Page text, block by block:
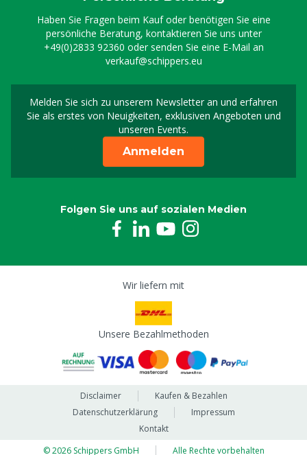
Haben Sie Fragen beim Kauf oder benötigen Sie eine
persönliche Beratung, kontaktieren Sie uns unter
+49(0)2833 92360 oder senden Sie eine E-Mail an
verkauf@schippers.eu
Melden Sie sich zu unserem Newsletter an und erfahren
Sie als erstes von Neuigkeiten, exklusiven Angeboten und
unseren Events.
Melden Sie sich für
Anmelden
Folgen Sie uns auf sozialen Medien
Wir liefern mit
Unsere Bezahlmethoden
Disclaimer
Kaufen & Bezahlen
Datenschutzerklärung
Impressum
Kontakt
© 2026 Schippers GmbH
Alle Rechte vorbehalten